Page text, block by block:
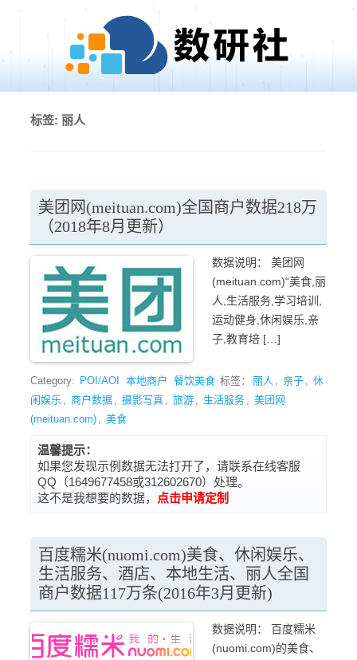
标签: 丽人
美团网(meituan.com)全国商户数据218万
（2018年8月更新）
数据说明： 美团网
(meituan.com)“美食,丽
人,生活服务,学习培训,
运动健身,休闲娱乐,亲
子,教育培 […]
Category: POI/AOI 本地商户 餐饮美食 标签： 丽人 , 亲子 , 休
闲娱乐 , 商户数据 , 摄影写真 , 旅游 , 生活服务 , 美团网
(meituan.com) , 美食
温馨提示：
如果您发现示例数据无法打开了，请联系在线客服
QQ（1649677458或312602670）处理。
这不是我想要的数据，
点击申请定制
百度糯米(nuomi.com)美食、休闲娱乐、
生活服务、酒店、本地生活、丽人全国
商户数据117万条(2016年3月更新)
数据说明： 百度糯米
(nuomi.com)的美食、